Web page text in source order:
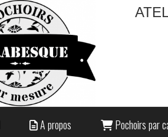
A propos Pochoirs par